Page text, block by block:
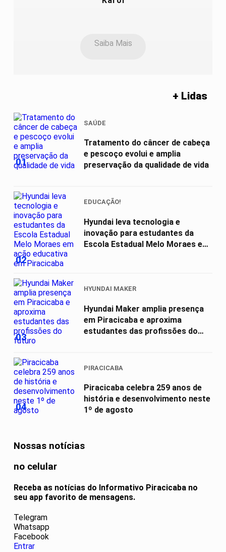
Saiba Mais
+ Lidas
01
SAÚDE
Tratamento do câncer de cabeça
e pescoço evolui e amplia
preservação da qualidade de vida
02
EDUCAÇÃO!
Hyundai leva tecnologia e
inovação para estudantes da
Escola Estadual Melo Moraes em
03
HYUNDAI MAKER
Hyundai Maker amplia presença
em Piracicaba e aproxima
estudantes das profissões do
04
PIRACICABA
Piracicaba celebra 259 anos de
história e desenvolvimento neste
1º de agosto
Nossas notícias
no celular
Receba as notícias do Informativo Piracicaba no
seu app favorito de mensagens.
Telegram
Whatsapp
Facebook
Entrar